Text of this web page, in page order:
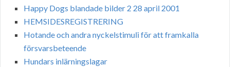
Happy Dogs blandade bilder 2 28 april 2001
HEMSIDESREGISTRERING
Hotande och andra nyckelstimuli för att framkalla
försvarsbeteende
Hundars inlärningslagar